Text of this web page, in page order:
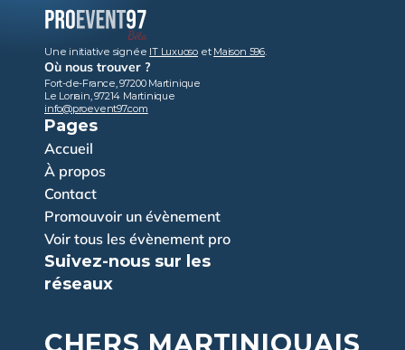
Une initiative signée IT Luxuoso et Maison 596.
Où nous trouver ?
Fort-de-France, 97200 Martinique
Le Lorrain, 97214 Martinique
info@proevent97.com
Pages
Accueil
À propos
Contact
Promouvoir un évènement
Voir tous les évènement pro
Suivez-nous sur les
réseaux
CHERS MARTINIQUAIS